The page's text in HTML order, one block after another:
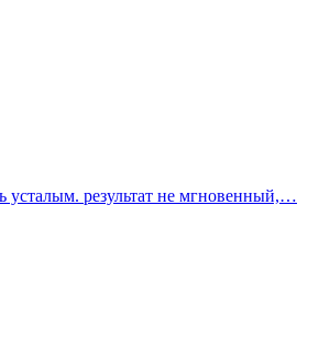
усталым. результат не мгновенный,…